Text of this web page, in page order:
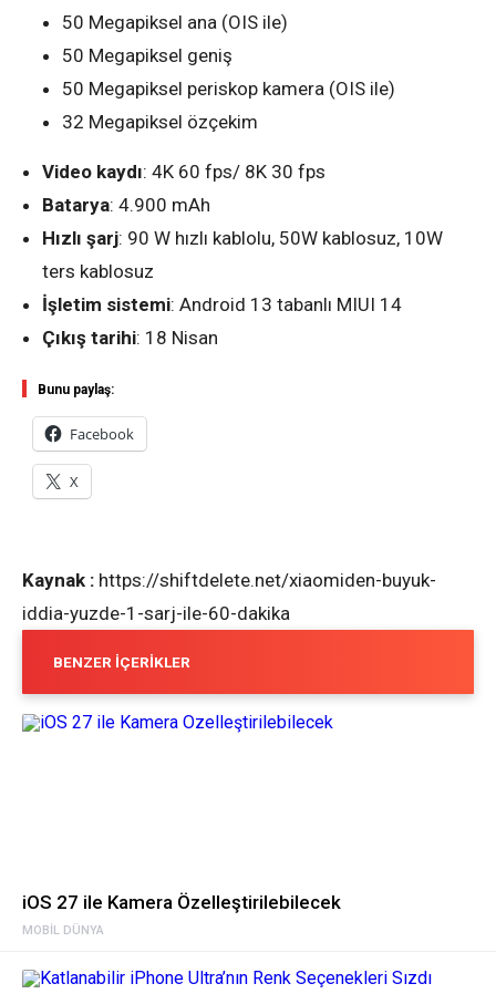
50 Megapiksel ana (OIS ile)
50 Megapiksel geniş
50 Megapiksel periskop kamera (OIS ile)
32 Megapiksel özçekim
Video kaydı: 4K 60 fps/ 8K 30 fps
Batarya: 4.900 mAh
Hızlı şarj: 90 W hızlı kablolu, 50W kablosuz, 10W
ters kablosuz
İşletim sistemi: Android 13 tabanlı MIUI 14
Çıkış tarihi: 18 Nisan
Bunu paylaş:
Facebook
X
Kaynak : https://shiftdelete.net/xiaomiden-buyuk-
iddia-yuzde-1-sarj-ile-60-dakika
BENZER İÇERIKLER
MOBIL DÜNYA
iOS 27 ile Kamera Özelleştirilebilecek